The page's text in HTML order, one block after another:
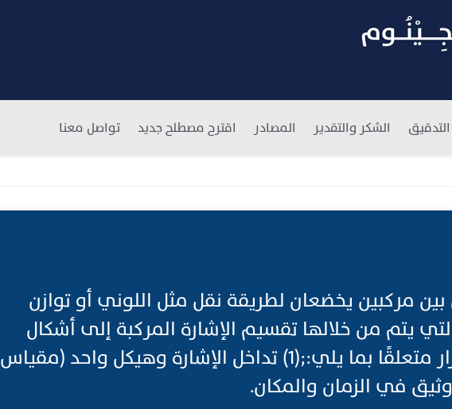
التدقيق الشكر والتقدير المصادر اقترح مصطلح جديد تواصل معنا
بين مركبين يخضعان لطريقة نقل مثل اللوني أو توازن
يتم من خلالها تقسيم الإشارة المركبة إلى أشكال
فردية. يمكن أن يكون القرار متعلقًا بما يلي:;(1) تداخل الإشارة وهيكل واحد (مقياس